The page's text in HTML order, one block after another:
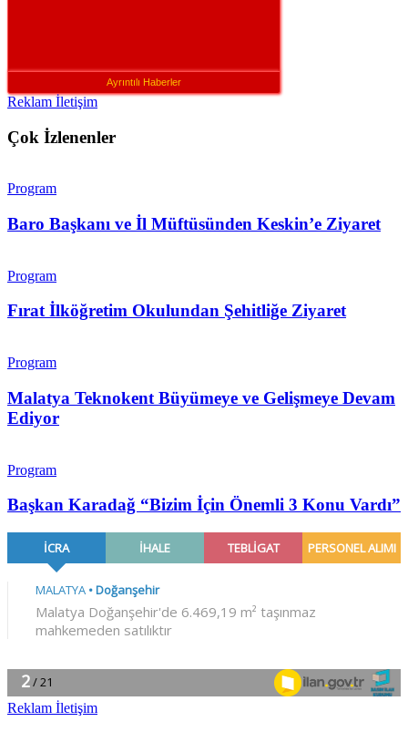
Ayrıntılı Haberler
Reklam İletişim
Çok İzlenenler
Program
Baro Başkanı ve İl Müftüsünden Keskin’e Ziyaret
Program
Fırat İlköğretim Okulundan Şehitliğe Ziyaret
Program
Malatya Teknokent Büyümeye ve Gelişmeye Devam
Ediyor
Program
Başkan Karadağ “Bizim İçin Önemli 3 Konu Vardı”
Reklam İletişim